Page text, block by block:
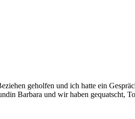
geholfen und ich hatte ein
Barbara und wir haben gequatscht,